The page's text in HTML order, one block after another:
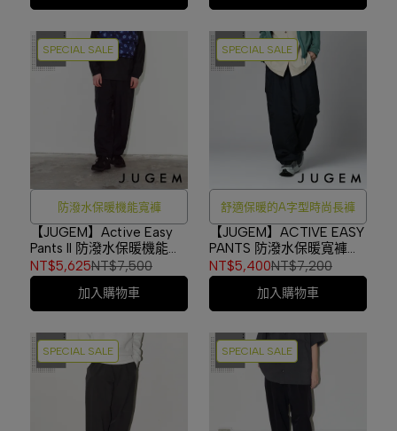
SPECIAL SALE
防潑水保暖機能寬褲
【JUGEM】Active Easy
Pants II 防潑水保暖機能寬
褲 BLACK #4F920140154
NT$5,625NT$7,500
加入購物車
SPECIAL SALE
舒適保暖的A字型時尚長褲
【JUGEM】ACTIVE EASY
PANTS 防潑水保暖寬褲
NAVY #4E930140104
NT$5,400NT$7,200
加入購物車
SPECIAL SALE SPECIAL SALE